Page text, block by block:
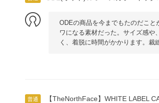
ODEの商品を今までもたのだこ
ワになる素材だった。サイズ感や
く、着脱に時間がかかります。裁
普通 【TheNorthFace】WHITE LABEL